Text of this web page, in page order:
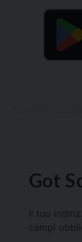
Got
Il tuo
campi